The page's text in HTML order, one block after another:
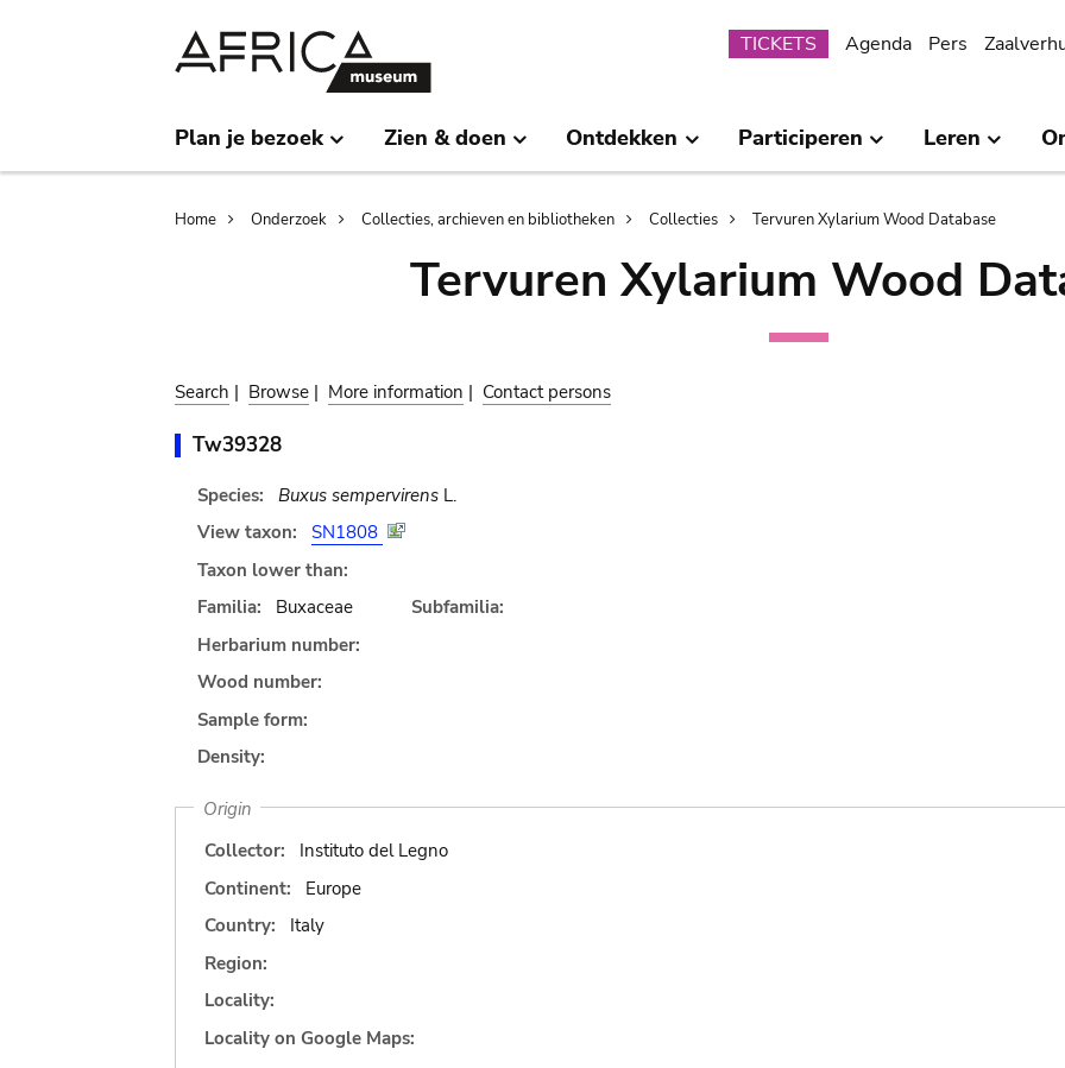
Submenu
TICKETS Agenda Pers
Plan je bezoek Zien & doen Ontdekken Participeren Leren
Breadcrumb
Home Onderzoek Collecties, archieven en bibliotheken Collecties Tervuren Xylarium Wood Database
Tervuren Xylarium Wood
Search | Browse | More information | Contact persons
Tw39328
Species: Buxus sempervirensL.
View taxon:
SN1808
Taxon lower than:
Familia:
Buxaceae
Subfamilia:
Herbarium number:
Wood number:
Sample form:
Density:
Origin
Collector:
Instituto del Legno
Continent:
Europe
Country:
Italy
Region:
Locality:
Locality on Google Maps: